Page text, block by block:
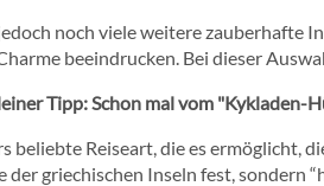
noch viele weitere zauberhafte
beeindrucken. Bei dieser
Tipp: Schon mal vom "Kykladen-
beliebte Reiseart, die es ermöglicht,
der griechischen Inseln fest, sondern